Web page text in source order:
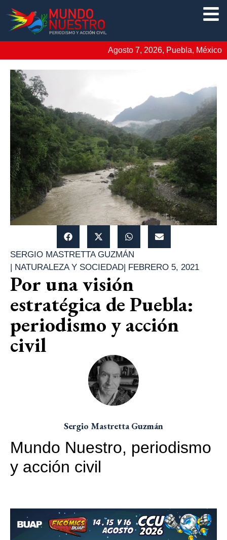
Agosto 7, 2026, Puebla, México
SERGIO MASTRETTA GUZMÁN
| NATURALEZA Y SOCIEDAD| FEBRERO 5, 2021
Por una visión
estratégica de Puebla:
periodismo y acción
civil
Sergio Mastretta Guzmán
Mundo Nuestro, periodismo
y acción civil